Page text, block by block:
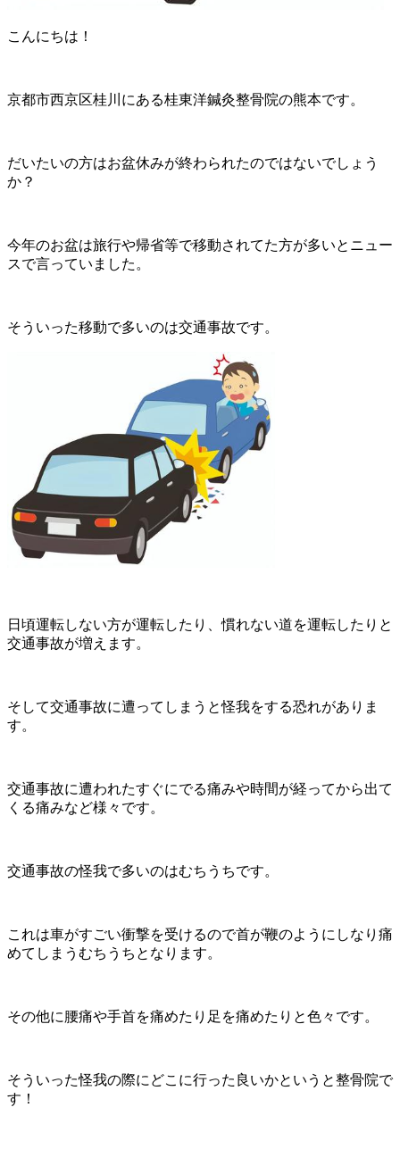
こんにちは！
京都市西京区桂川にある桂東洋鍼灸整骨院の熊本です。
だいたいの方はお盆休みが終わられたのではないでしょう
か？
今年のお盆は旅行や帰省等で移動されてた方が多いとニュー
スで言っていました。
そういった移動で多いのは交通事故です。
日頃運転しない方が運転したり、慣れない道を運転したりと
交通事故が増えます。
そして交通事故に遭ってしまうと怪我をする恐れがありま
す。
交通事故に遭われたすぐにでる痛みや時間が経ってから出て
くる痛みなど様々です。
交通事故の怪我で多いのはむちうちです。
これは車がすごい衝撃を受けるので首が鞭のようにしなり痛
めてしまうむちうちとなります。
その他に腰痛や手首を痛めたり足を痛めたりと色々です。
そういった怪我の際にどこに行った良いかというと整骨院で
す！